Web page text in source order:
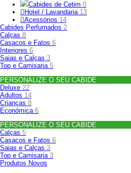
Cabides de Cetim 0
Hotel / Lavandaria 13
Acessórios 14
Cabides Perfumados 2
Calças 8
Casacos e Fatos 6
Interiores 6
Saias e Calças 3
Top e Camisaria 5
PERSONALIZE O SEU CABIDE
Deluxe 22
Adultos 14
Crianças 8
Económica 6
PERSONALIZE O SEU CABIDE
Calças 5
Casacos e Fatos 6
Saias e Calças 3
Top e Camisaria 3
Produtos Novos